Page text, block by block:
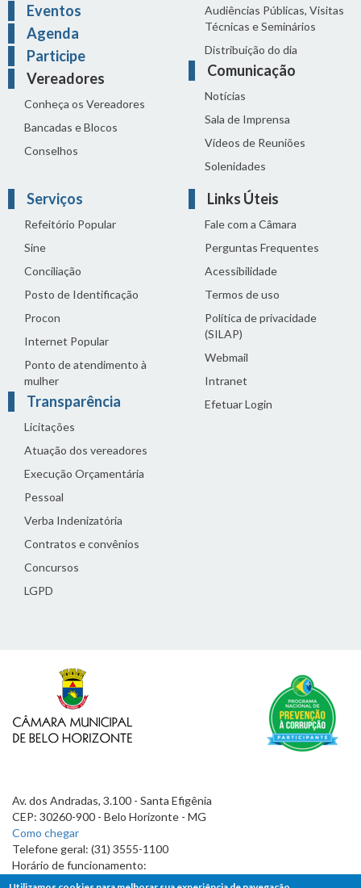
Eventos
Agenda
Participe
Vereadores
Conheça os Vereadores
Bancadas e Blocos
Conselhos
Audiências Públicas, Visitas
Técnicas e Seminários
Distribuição do dia
Comunicação
Notícias
Sala de Imprensa
Vídeos de Reuniões
Solenidades
Serviços
Refeitório Popular
Sine
Conciliação
Posto de Identificação
Procon
Internet Popular
Ponto de atendimento à
mulher
Transparência
Licitações
Atuação dos vereadores
Execução Orçamentária
Pessoal
Verba Indenizatória
Contratos e convênios
Concursos
LGPD
Links Úteis
Fale com a Câmara
Perguntas Frequentes
Acessibilidade
Termos de uso
Política de privacidade
(SILAP)
Webmail
Intranet
Efetuar Login
Av. dos Andradas, 3.100 - Santa Efigênia
CEP: 30260-900 - Belo Horizonte - MG
Como chegar
Telefone geral: (31) 3555-1100
Horário de funcionamento:
7h às 19h